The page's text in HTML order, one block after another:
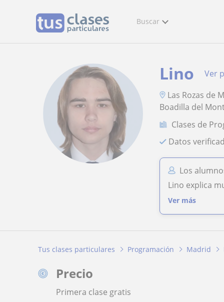
Buscar
Lino
Ver
Las Rozas de
Boadilla del
Clases de
Datos
Los
Lino explica
Ver más
Tus clases particulares Programación Madrid
Precio
Primera clase gratis